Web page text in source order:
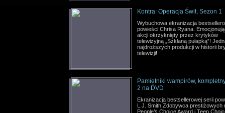
Kontra: Operacja Świt, Sezon 1
Wybuchowa ekranizacja
powieści Chrisa Ryana.
akcji okrzyknięty przez krytyków
telewizyjną „Szklaną pułapką”!
najdroższych produkcji w historii
telewizji!
Pamiętniki wampirów,
2 na DVD
Ekranizacja bestsellerowej serii
L.J. Smith,Zdobywca prestiżowych
People’s Choice Award i Teen